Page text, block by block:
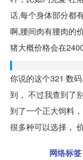
话,每个身体部分都
啊,腰间肉有腰肉的
猪大概价格会在
你说的这个321 数
到， 不过我查到了
到了一个正大饲料
很多种可以选择，
网络标签